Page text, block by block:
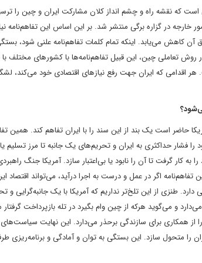
فروردین 1400، از سوی وزارت امور خارجه در گزاره برگی منتشر شد. بر این اساس
کاهش می‌یابد. اینکه تمام کلمات تفاهم‌نامه علنی شود،
روش تعاملی چین، این قبیل تفاهم‌نامه‌ها با کشورهای مختلف
که ایران جهت رفع نیازهای اقتصادی خود می‌کند،
حاضر است یک بند از این سند را با ایران تفاهم کند. همین
فشار حداکثری به ایران و تحریم‌های یک جانبه تا مرز تسلیم
کار گرفت تا آن را نابود یا بی‌اعتبار سازد. آمریکا جنگ
اگر در عمل و درست به اجرا درآید، می‌تواند اقتصاد
طنزی از این تلخ‌تر نداریم که آمریکا با یک جانبه‌گرایی و
و می‌گوید هرکه از چین وام بگیرد در تله بازپرداخت
از همکاری برای سازندگی برحذر می‌دارد. این نهایت
را متحول سازد. این بستگی به توان و آمادگی و